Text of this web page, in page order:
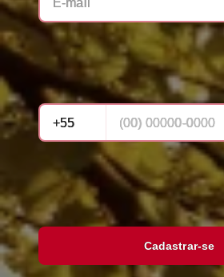
Cadastrar-se